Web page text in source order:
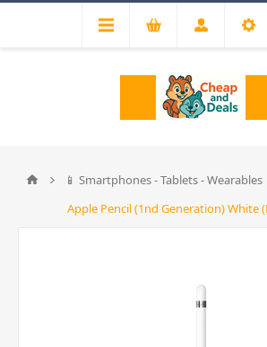
📱 Smartphones - Tablets - Wearables
Apple Pencil (1nd Generation) White